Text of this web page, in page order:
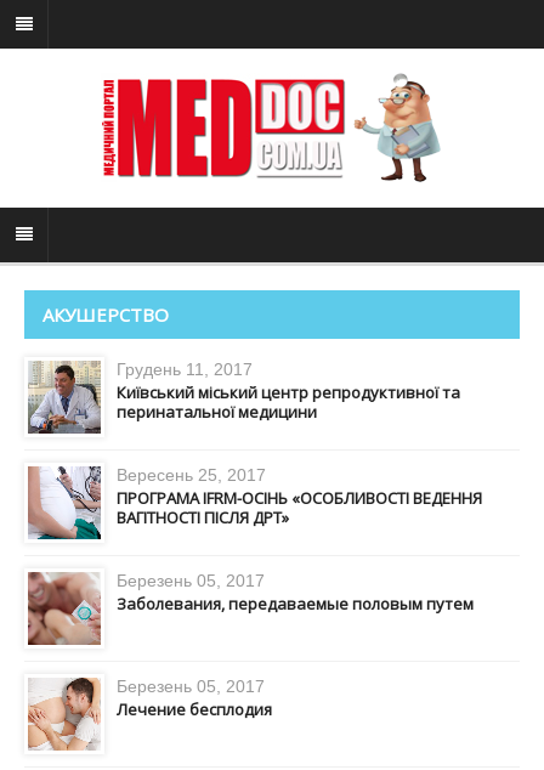
АКУШЕРСТВО
Грудень 11, 2017
Київський міський центр репродуктивної та
перинатальної медицини
Вересень 25, 2017
ПРОГРАМА IFRM-ОСІНЬ «ОСОБЛИВОСТІ ВЕДЕННЯ
ВАГІТНОСТІ ПІСЛЯ ДРТ»
Березень 05, 2017
Заболевания, передаваемые половым путем
Березень 05, 2017
Лечение бесплодия